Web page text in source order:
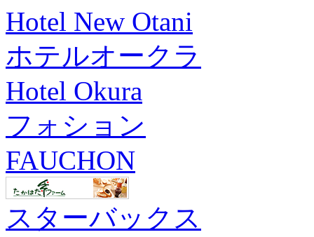
Hotel New Otani
ホテルオークラ
Hotel Okura
フォション
FAUCHON
スターバックス